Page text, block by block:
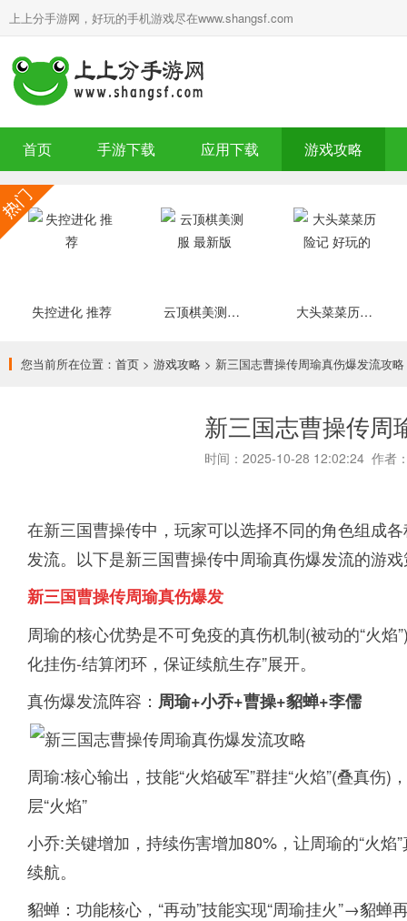
上上分手游网，好玩的手机游戏尽在www.shangsf.com
首页 手游下载 应用下载 游戏攻略
失控进化 推荐 云顶棋美测服 最新版 大头菜菜历险记 好玩的
您当前所在位置： 首页 > 游戏攻略 > 新三国志曹操传周瑜真伤爆发流攻略
新三国志曹操传周
时间：2025-10-28 12:02:24 作者
在新三国曹操传中，玩家可以选择不同的角色组成
发流。以下是新三国曹操传中周瑜真伤爆发流的游
新三国曹操传周瑜真伤爆发
周瑜的核心优势是不可免疫的真伤机制(被动的“火
化挂伤-结算闭环，保证续航生存”展开。
真伤爆发流阵容： 周瑜+小乔+曹操+貂蝉+李儒
周瑜:核心输出，技能“火焰破军”群挂“火焰”(叠真伤
层“火焰”
小乔:关键增加，持续伤害增加80%，让周瑜的“火
续航。
貂蝉：功能核心，“再动”技能实现“周瑜挂火”→貂